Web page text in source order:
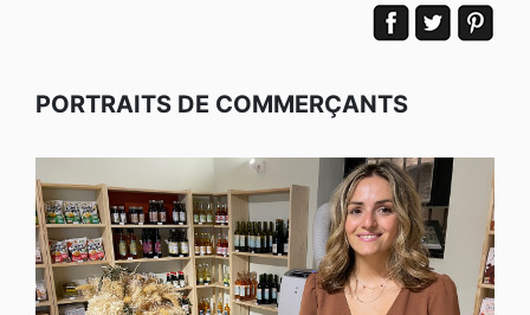
PORTRAITS DE COMMERÇANTS